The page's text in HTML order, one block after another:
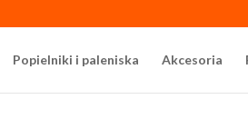
Popielniki i paleniska Akcesoria